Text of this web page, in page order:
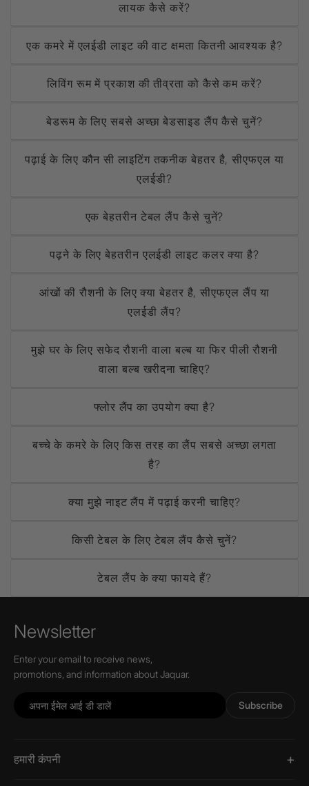
लायक कैसे करें?
एक कमरे में एलईडी लाइट की वाट क्षमता कितनी आवश्यक है?
लिविंग रूम में प्रकाश की तीव्रता को कैसे कम करें?
बेडरूम के लिए सबसे अच्छा बेडसाइड लैंप कैसे चुनें?
पढ़ाई के लिए कौन सी लाइटिंग तकनीक बेहतर है, सीएफएल या
एलईडी?
एक बेहतरीन टेबल लैंप कैसे चुनें?
पढ़ने के लिए बेहतरीन एलईडी लाइट कलर क्या है?
आंखों की रौशनी के लिए क्या बेहतर है, सीएफएल लैंप या
एलईडी लैंप?
मुझे घर के लिए सफेद रौशनी वाला बल्ब या फिर पीली रौशनी
वाला बल्ब खरीदना चाहिए?
फ्लोर लैंप का उपयोग क्या है?
बच्चे के कमरे के लिए किस तरह का लैंप सबसे अच्छा लगता
है?
क्या मुझे नाइट लैंप में पढ़ाई करनी चाहिए?
किसी टेबल के लिए टेबल लैंप कैसे चुनें?
टेबल लैंप के क्या फायदे हैं?
Newsletter
Enter your email to receive news,
promotions, and information about Jaquar.
Subscribe
हमारी कंपनी